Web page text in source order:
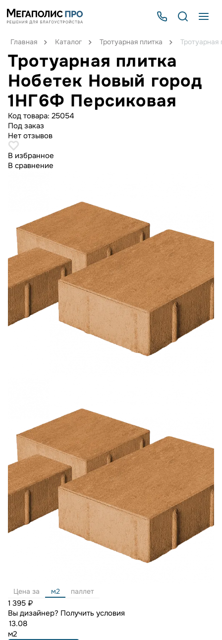
Главная Каталог Тротуарная плитка
Тротуарная плитка
Нобетек Новый город
1НГ6Ф Персиковая
Код товара: 25054
Под заказ
Нет отзывов
В избранное
В сравнение
Цена за м2 паллет
1 395 ₽
Вы дизайнер? Получить условия
м2